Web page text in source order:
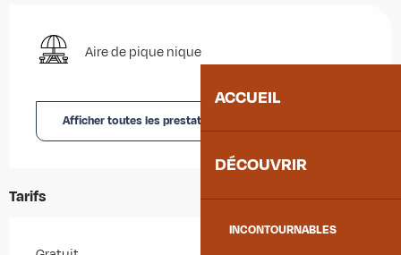
ACCUEIL
DÉCOUVRIR
INCONTOURNABLES
Aire de pique nique
Afficher toutes les prestations
Tarifs